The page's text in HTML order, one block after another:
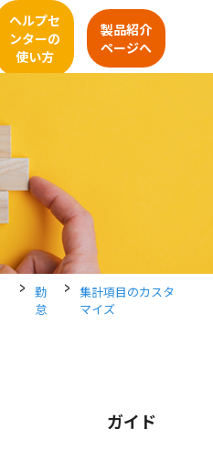
ヘルプセ
ンターの
使い方
製品紹介
ページへ
> 勤
怠
> 集計項目のカスタ
マイズ
ガイド